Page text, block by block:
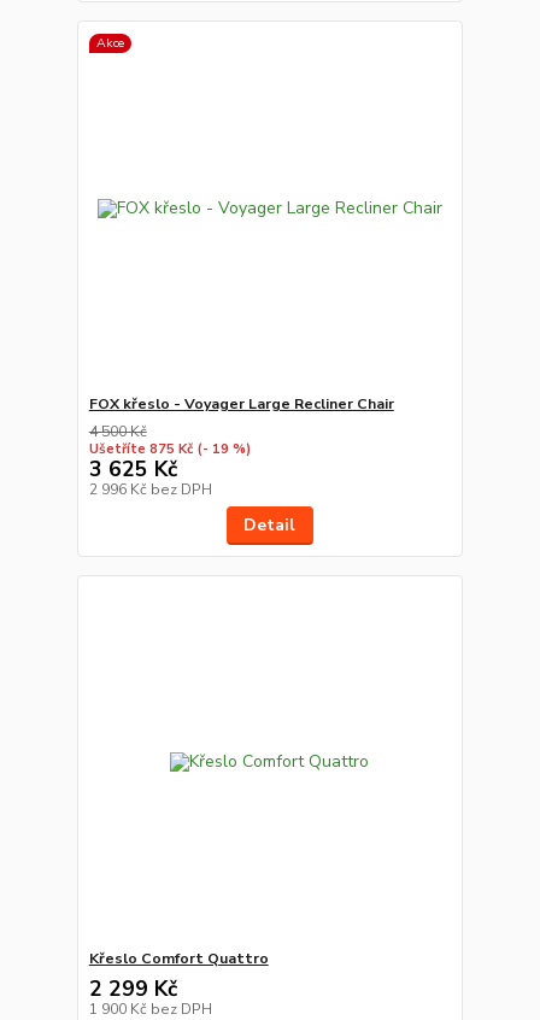
Akce
FOX křeslo - Voyager Large Recliner Chair
4 500 Kč
Ušetříte 875 Kč (- 19 %)
3 625 Kč
2 996 Kč bez DPH
Detail
Křeslo Comfort Quattro
2 299 Kč
1 900 Kč bez DPH